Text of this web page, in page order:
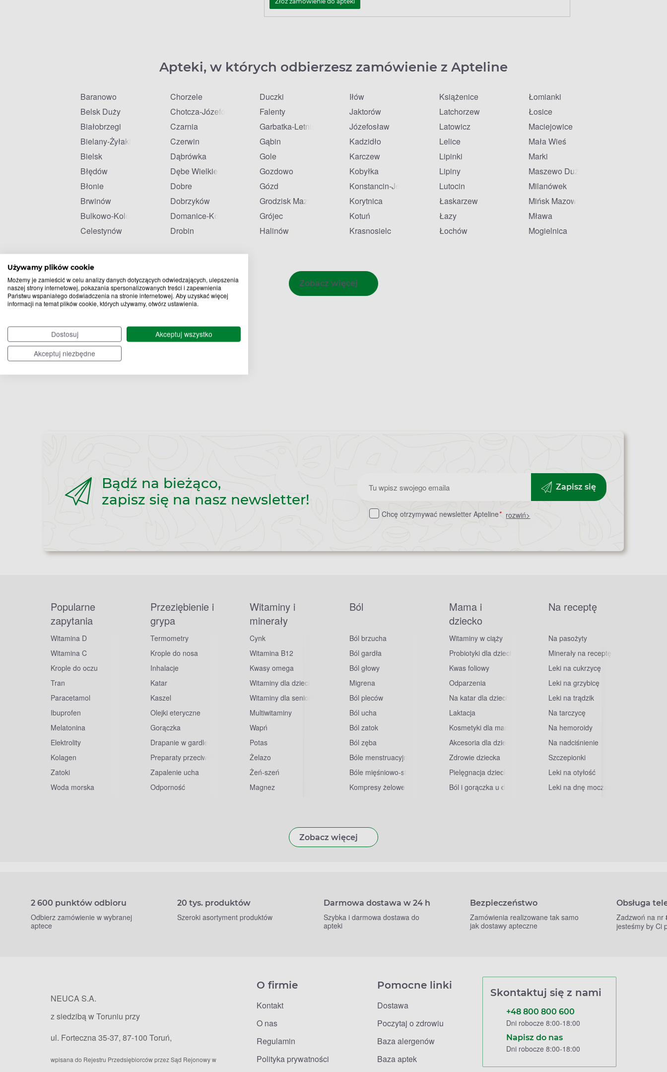
Używamy plików cookie
Możemy je zamieścić w celu analizy danych dotyczących odwiedzających, ulepszenia
naszej strony internetowej, pokazania spersonalizowanych treści i zapewnienia
Państwu wspaniałego doświadczenia na stronie internetowej. Aby uzyskać więcej
informacji na temat plików cookie, których używamy, otwórz ustawienia.
Dostosuj
Akceptuj wszystko
Akceptuj niezbędne
Apteki, w których odbierzesz zamówienie z Apteline
Baranowo
Belsk Duży
Białobrzegi
Bielany-Żyłaki
Bielsk
Błędów
Błonie
Brwinów
Bulkowo-Kolonia
Celestynów
Chorzele
Chotcza-Józefów
Czarnia
Czerwin
Dąbrówka
Dębe Wielkie
Dobre
Dobrzyków
Domanice-Kolonia
Drobin
Duczki
Falenty
Garbatka-Letnisko
Gąbin
Gole
Gozdowo
Gózd
Grodzisk Mazowiecki
Grójec
Halinów
Iłów
Jaktorów
Józefosław
Kadzidło
Karczew
Kobyłka
Konstancin-Jeziorna
Korytnica
Kotuń
Krasnosielc
Książenice
Latchorzew
Latowicz
Lelice
Lipinki
Lipiny
Lutocin
Łaskarzew
Łazy
Łochów
Łomianki
Łosice
Maciejowice
Mała Wieś
Marki
Maszewo Duże
Milanówek
Mińsk Mazowiecki
Mława
Mogielnica
Zobacz więcej
Bądź na bieżąco,
zapisz się na nasz newsletter!
Zapisz
do
Zapisz się
Chcę otrzymywać newsletter Apteline* rozwiń>
Popularne
zapytania
Witamina D
Witamina C
Krople do oczu
Tran
Paracetamol
Ibuprofen
Melatonina
Elektrolity
Kolagen
Zatoki
Woda morska
Przeziębienie i
grypa
Termometry
Krople do nosa
Inhalacje
Katar
Kaszel
Olejki eteryczne
Gorączka
Drapanie w gardle
Preparaty przeciwwirusowe
Zapalenie ucha
Odporność
Witaminy i
minerały
Cynk
Witamina B12
Kwasy omega
Witaminy dla dzieci
Witaminy dla seniorów
Multiwitaminy
Wapń
Potas
Żelazo
Żeń-szeń
Magnez
Ból
Ból brzucha
Ból gardła
Ból głowy
Migrena
Ból pleców
Ból ucha
Ból zatok
Ból zęba
Bóle menstruacyjne
Bóle mięśniowo-stawowe
Kompresy żelowe
Mama i
dziecko
Witaminy w ciąży
Probiotyki dla dzieci
Kwas foliowy
Odparzenia
Na katar dla dzieci
Laktacja
Kosmetyki dla mam
Akcesoria dla dzieci
Zdrowie dziecka
Pielęgnacja dziecka
Ból i gorączka u dzieci
Na receptę
Na pasożyty
Minerały na receptę
Leki na cukrzycę
Leki na grzybicę
Leki na trądzik
Na tarczycę
Na hemoroidy
Na nadciśnienie
Szczepionki
Leki na otyłość
Leki na dnę moczanową
Zobacz więcej
2 600 punktów odbioru
Odbierz zamówienie w wybranej
aptece
20 tys. produktów
Szeroki asortyment produktów
Darmowa dostawa w 24 h
Szybka i darmowa dostawa do
apteki
Bezpieczeństwo
Zamówienia realizowane tak samo
jak dostawy apteczne
Obsługa
Zadzwoń na nr
jesteśmy by Ci
NEUCA S.A.
z siedzibą w Toruniu przy
ul. Forteczna 35-37, 87-100 Toruń,
wpisana do Rejestru Przedsiębiorców przez Sąd Rejonowy w
O firmie
Kontakt
O nas
Regulamin
Polityka prywatności
Pomocne linki
Dostawa
Poczytaj o zdrowiu
Baza alergenów
Baza aptek
Skontaktuj się z nami
+48 800 800 600
Dni robocze 8:00-18:00
Napisz do nas
Dni robocze 8:00-18:00